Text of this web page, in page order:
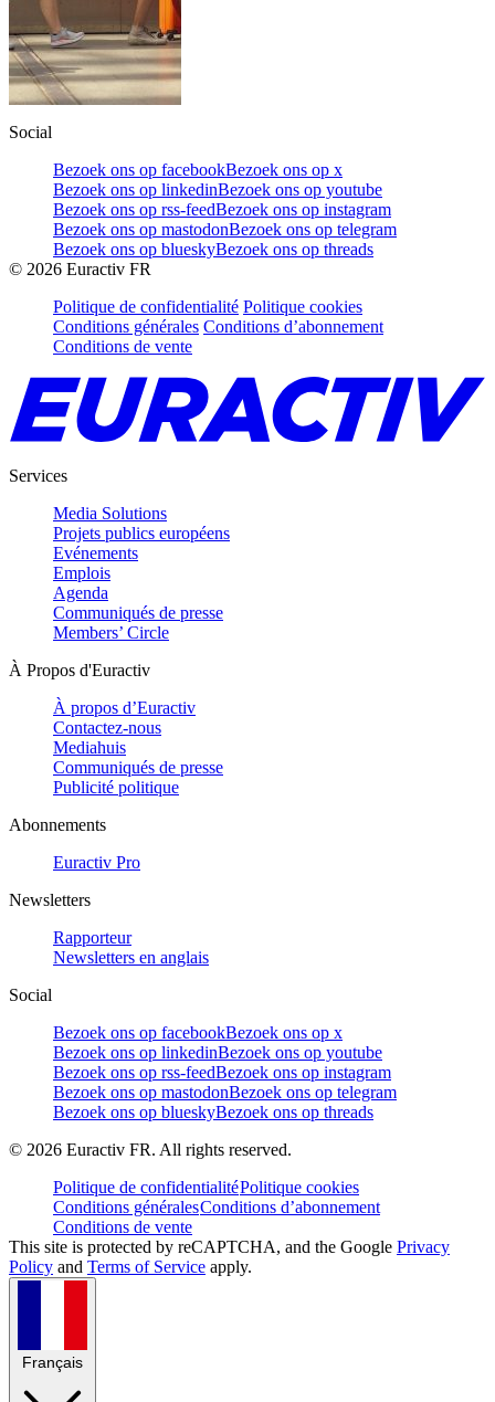
Social
Bezoek ons op facebookBezoek ons op x
Bezoek ons op linkedinBezoek ons op youtube
Bezoek ons op rss-feedBezoek ons op instagram
Bezoek ons op mastodonBezoek ons op telegram
Bezoek ons op blueskyBezoek ons op threads
© 2026 Euractiv FR
Politique de confidentialité Politique cookies
Conditions générales Conditions d’abonnement
Conditions de vente
Services
Media Solutions
Projets publics européens
Evénements
Emplois
Agenda
Communiqués de presse
Members’ Circle
À Propos d'Euractiv
À propos d’Euractiv
Contactez-nous
Mediahuis
Communiqués de presse
Publicité politique
Abonnements
Euractiv Pro
Newsletters
Rapporteur
Newsletters en anglais
Social
Bezoek ons op facebookBezoek ons op x
Bezoek ons op linkedinBezoek ons op youtube
Bezoek ons op rss-feedBezoek ons op instagram
Bezoek ons op mastodonBezoek ons op telegram
Bezoek ons op blueskyBezoek ons op threads
© 2026 Euractiv FR. All rights reserved.
Politique de confidentialitéPolitique cookies
Conditions généralesConditions d’abonnement
Conditions de vente
This site is protected by reCAPTCHA, and the Google Privacy
Policy and Terms of Service apply.
Français